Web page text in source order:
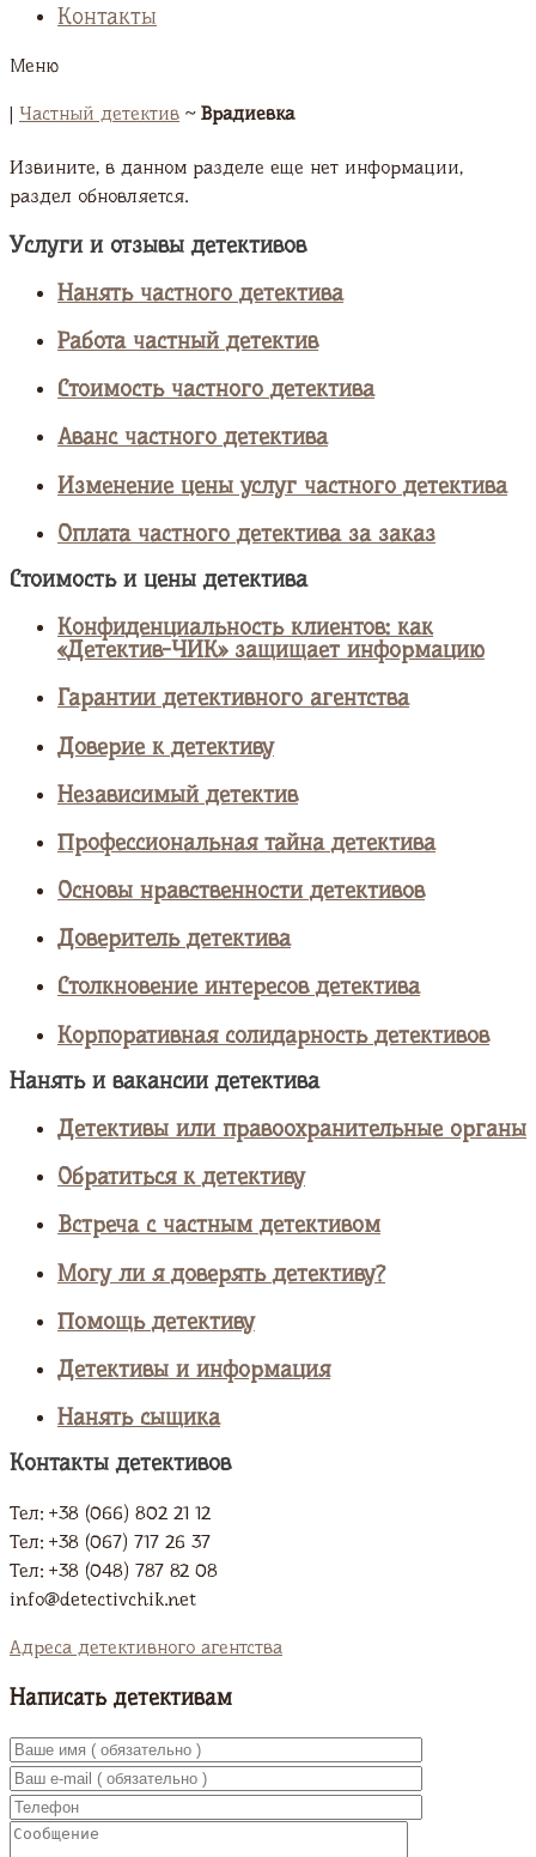
Контакты
Меню
| Частный детектив ~ Врадиевка
Извините, в данном разделе еще нет информации,
раздел обновляется.
Услуги и отзывы детективов
Нанять частного детектива
Работа частный детектив
Стоимость частного детектива
Аванс частного детектива
Изменение цены услуг частного детектива
Оплата частного детектива за заказ
Стоимость и цены детектива
Конфиденциальность клиентов: как
«Детектив-ЧИК» защищает информацию
Гарантии детективного агентства
Доверие к детективу
Независимый детектив
Профессиональная тайна детектива
Основы нравственности детективов
Доверитель детектива
Столкновение интересов детектива
Корпоративная солидарность детективов
Нанять и вакансии детектива
Детективы или правоохранительные органы
Обратиться к детективу
Встреча с частным детективом
Могу ли я доверять детективу?
Помощь детективу
Детективы и информация
Нанять сыщика
Контакты детективов
Тел: +38 (066) 802 21 12
Тел: +38 (067) 717 26 37
Тел: +38 (048) 787 82 08
info@detectivchik.net
Адреса детективного агентства
Написать детективам